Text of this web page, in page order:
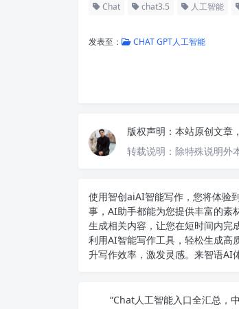
Chat chat3.5 人工智能
发表至： CHAT GPT人工智能
版权声明： 本站原创文章
转载说明： 除特殊说明外
使用智创aiAI智能写作 ，您将体验
事，AI助手都能为您提供丰富的素
生成相关内容，让您在短时间内完
利用AI智能写作工具，轻松生成高
升写作效率，激发灵感。来智语AI
“Chat人工智能入口全汇总，